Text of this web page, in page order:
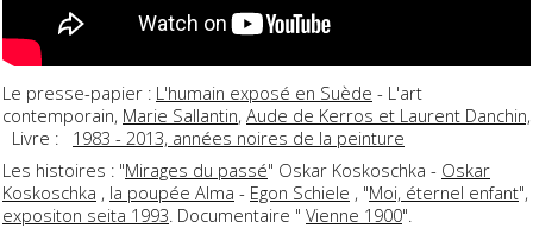
Le presse-papier : L'humain exposé en Suède - L'art
contemporain, Marie Sallantin, Aude de Kerros et Laurent Danchin,
Livre : 1983 - 2013, années noires de la peinture
Les histoires : "Mirages du passé" Oskar Koskoschka - Oskar
Koskoschka , la poupée Alma - Egon Schiele , "Moi, éternel enfant",
expositon seita 1993 . Documentaire " Vienne 1900".